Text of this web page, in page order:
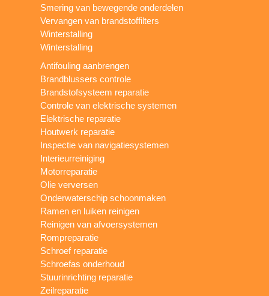
Smering van bewegende onderdelen
Vervangen van brandstoffilters
Winterstalling
Winterstalling
Antifouling aanbrengen
Brandblussers controle
Brandstofsysteem reparatie
Controle van elektrische systemen
Elektrische reparatie
Houtwerk reparatie
Inspectie van navigatiesystemen
Interieurreiniging
Motorreparatie
Olie verversen
Onderwaterschip schoonmaken
Ramen en luiken reinigen
Reinigen van afvoersystemen
Rompreparatie
Schroef reparatie
Schroefas onderhoud
Stuurinrichting reparatie
Zeilreparatie